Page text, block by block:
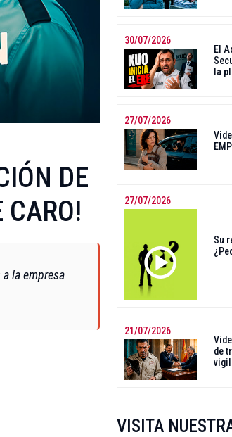
DE
CARO!
la empresa
30/07/2026
El
la
27/07/2026
27/07/2026
Su
21/07/2026
de
VISITA